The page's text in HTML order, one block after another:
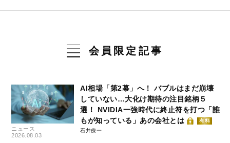
会員限定記事
ニュース
2026.08.03
AI相場「第2幕」へ！ バブルはまだ崩壊
していない…大化け期待の注目銘柄５
選！ NVIDIA一強時代に終止符を打つ「誰
もが知っている」あの会社とは
有料
石井僚一